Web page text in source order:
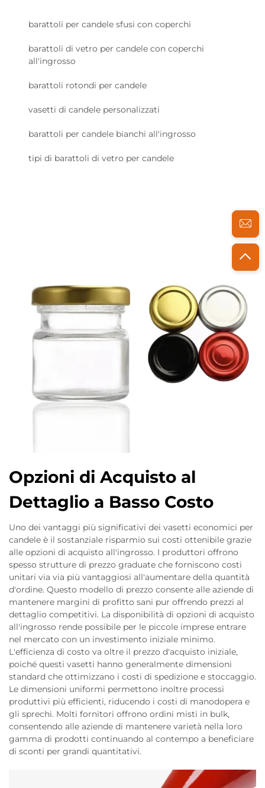
barattoli per candele sfusi con coperchi
barattoli di vetro per candele con coperchi
all'ingrosso
barattoli rotondi per candele
vasetti di candele personalizzati
barattoli per candele bianchi all'ingrosso
tipi di barattoli di vetro per candele
Opzioni di Acquisto al
Dettaglio a Basso Costo
Uno dei vantaggi più significativi dei vasetti economici per
candele è il sostanziale risparmio sui costi ottenibile grazie
alle opzioni di acquisto all'ingrosso. I produttori offrono
spesso strutture di prezzo graduate che forniscono costi
unitari via via più vantaggiosi all'aumentare della quantità
d'ordine. Questo modello di prezzo consente alle aziende di
mantenere margini di profitto sani pur offrendo prezzi al
dettaglio competitivi. La disponibilità di opzioni di acquisto
all'ingrosso rende possibile per le piccole imprese entrare
nel mercato con un investimento iniziale minimo.
L'efficienza di costo va oltre il prezzo d'acquisto iniziale,
poiché questi vasetti hanno generalmente dimensioni
standard che ottimizzano i costi di spedizione e stoccaggio.
Le dimensioni uniformi permettono inoltre processi
produttivi più efficienti, riducendo i costi di manodopera e
gli sprechi. Molti fornitori offrono ordini misti in bulk,
consentendo alle aziende di mantenere varietà nella loro
gamma di prodotti continuando al contempo a beneficiare
di sconti per grandi quantitativi.